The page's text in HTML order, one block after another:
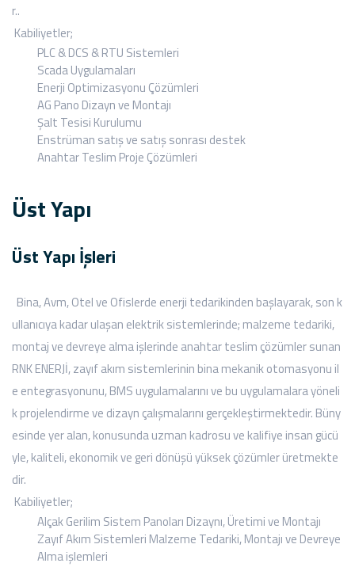
r..
Kabiliyetler;
PLC & DCS & RTU Sistemleri
Scada Uygulamaları
Enerji Optimizasyonu Çözümleri
AG Pano Dizayn ve Montajı
Şalt Tesisi Kurulumu
Enstrüman satış ve satış sonrası destek
Anahtar Teslim Proje Çözümleri
Üst Yapı
Üst Yapı İşleri
Bina, Avm, Otel ve Ofislerde enerji tedarikinden başlayarak, son k
ullanıcıya kadar ulaşan elektrik sistemlerinde; malzeme tedariki,
montaj ve devreye alma işlerinde anahtar teslim çözümler sunan
RNK ENERJİ, zayıf akım sistemlerinin bina mekanik otomasyonu il
e entegrasyonunu, BMS uygulamalarını ve bu uygulamalara yöneli
k projelendirme ve dizayn çalışmalarını gerçekleştirmektedir. Büny
esinde yer alan, konusunda uzman kadrosu ve kalifiye insan gücü
yle, kaliteli, ekonomik ve geri dönüşü yüksek çözümler üretmekte
dir.
Kabiliyetler;
Alçak Gerilim Sistem Panoları Dizaynı, Üretimi ve Montajı
Zayıf Akım Sistemleri Malzeme Tedariki, Montajı ve Devreye
Alma işlemleri